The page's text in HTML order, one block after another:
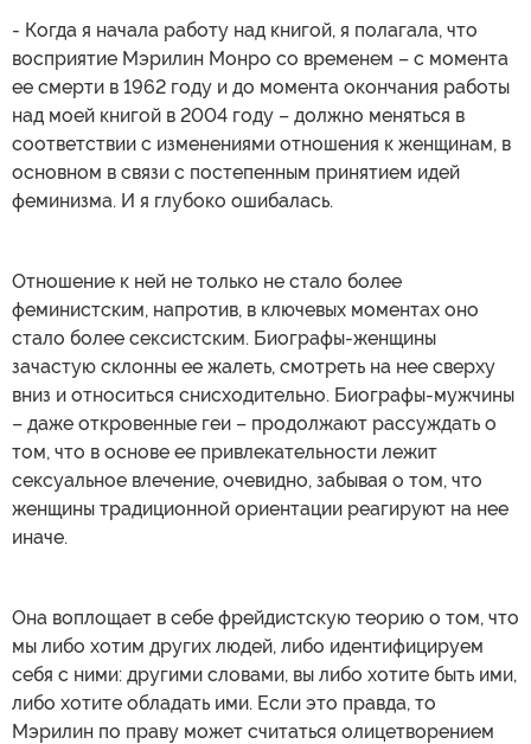
- Когда я начала работу над книгой, я полагала, что
восприятие Мэрилин Монро со временем – с момента
ее смерти в 1962 году и до момента окончания работы
над моей книгой в 2004 году – должно меняться в
соответствии с изменениями отношения к женщинам, в
основном в связи с постепенным принятием идей
феминизма. И я глубоко ошибалась.
Отношение к ней не только не стало более
феминистским, напротив, в ключевых моментах оно
стало более сексистским. Биографы-женщины
зачастую склонны ее жалеть, смотреть на нее сверху
вниз и относиться снисходительно. Биографы-мужчины
– даже откровенные геи – продолжают рассуждать о
том, что в основе ее привлекательности лежит
сексуальное влечение, очевидно, забывая о том, что
женщины традиционной ориентации реагируют на нее
иначе.
Она воплощает в себе фрейдистскую теорию о том, что
мы либо хотим других людей, либо идентифицируем
себя с ними: другими словами, вы либо хотите быть ими,
либо хотите обладать ими. Если это правда, то
Мэрилин по праву может считаться олицетворением